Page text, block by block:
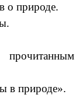
о природе.
в природе».